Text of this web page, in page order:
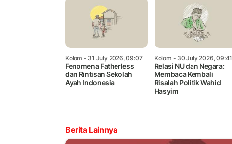
Kolom - 31 July 2026, 09:07
Fenomena Fatherless
dan Rintisan Sekolah
Ayah Indonesia
Kolom - 30 July 2026, 09:41
Relasi NU dan Negara:
Membaca Kembali
Risalah Politik Wahid
Hasyim
Berita Lainnya